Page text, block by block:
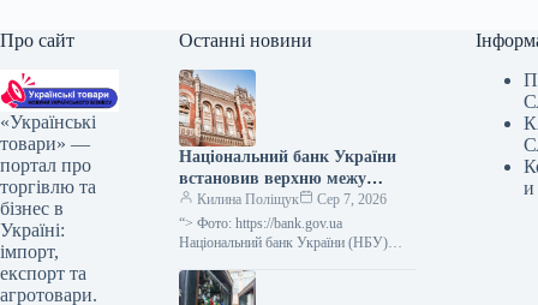
Про сайт
«Українські
товари» —
портал про
торгівлю та
бізнес в
Україні:
імпорт,
експорт та
агротовари.
Останні новини
Національний банк України
встановив верхню межу
відсоткової ставки за
тримісячними депозитними
сертифікатами, яка не
плюс 3,5 процентних пункти.
Килина Поліщук
Сер 7, 2026
“> Фото: https://bank.gov.ua
Національний банк України (НБУ)
тримісячними обмеженими
депозитними сертифікатами, який
и